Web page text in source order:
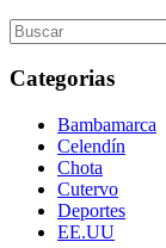
Categorias
Bambamarca
Celendín
Chota
Cutervo
Deportes
EE.UU